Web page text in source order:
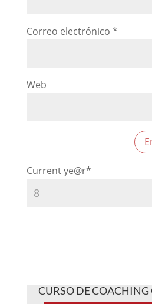
Correo electrónico *
Web
Current ye@r*
CURSO DE